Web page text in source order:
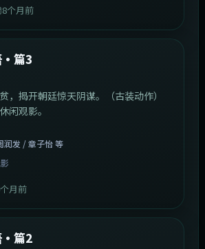
8个月前
·篇3
，揭开朝廷惊天阴谋。（古装动作）
闲观影。
润发 / 章子怡 等
月前
·篇2